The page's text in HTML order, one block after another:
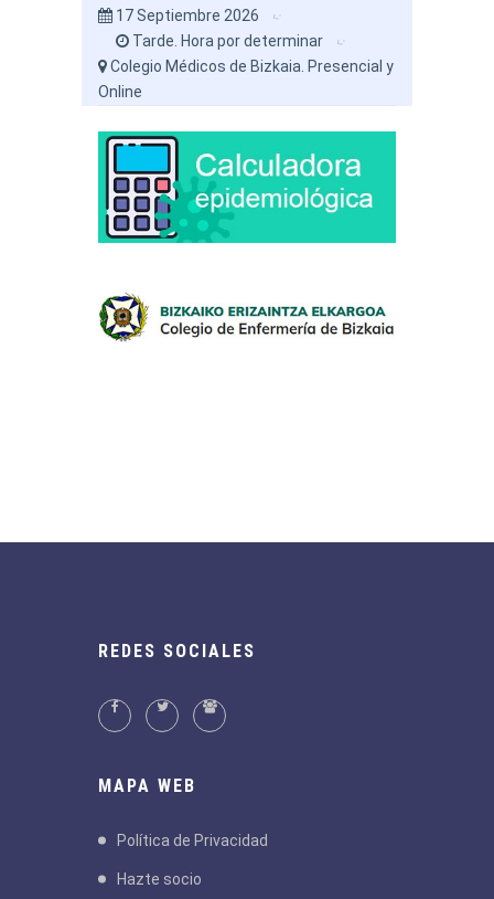
17 Septiembre 2026
Tarde. Hora por determinar
Colegio Médicos de Bizkaia. Presencial y
Online
REDES SOCIALES
MAPA WEB
Política de Privacidad
Hazte socio